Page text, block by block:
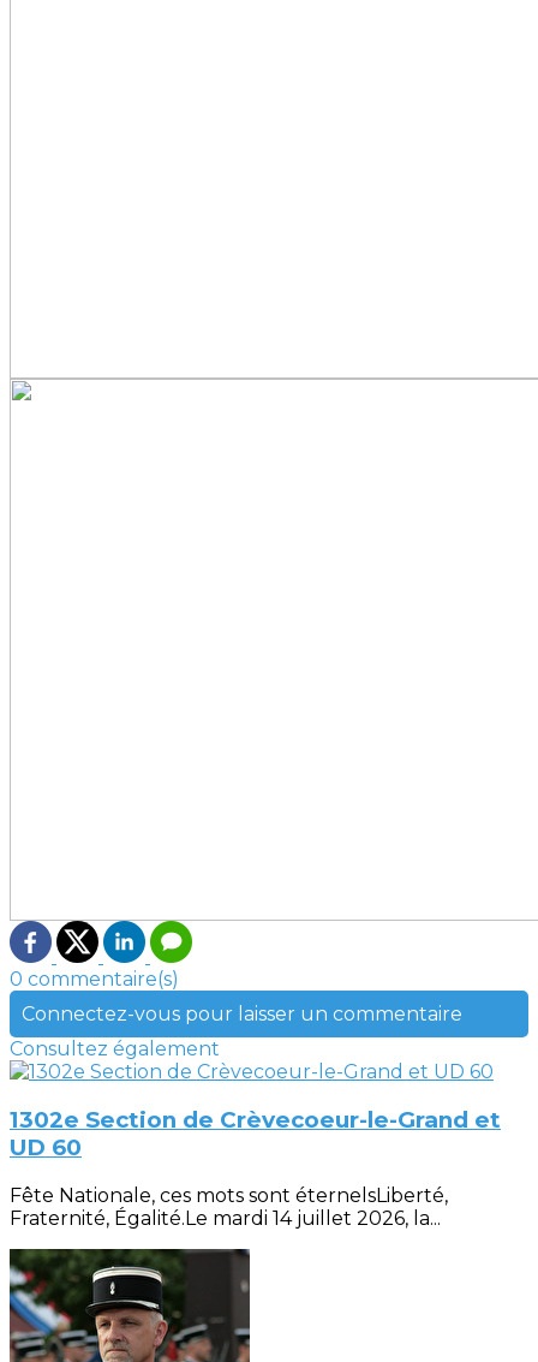
0 commentaire(s)
Connectez-vous pour laisser un commentaire
Consultez également
1302e Section de Crèvecoeur-le-Grand et
UD 60
Fête Nationale, ces mots sont éternelsLiberté,
Fraternité, Égalité.Le mardi 14 juillet 2026, la...